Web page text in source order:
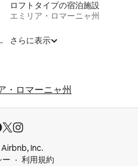
ロフトタイプの宿泊施設
エミリア・ロマーニャ州
宿泊施設
さらに表示
・ロマーニャ州
Inc.
ー
利用規約